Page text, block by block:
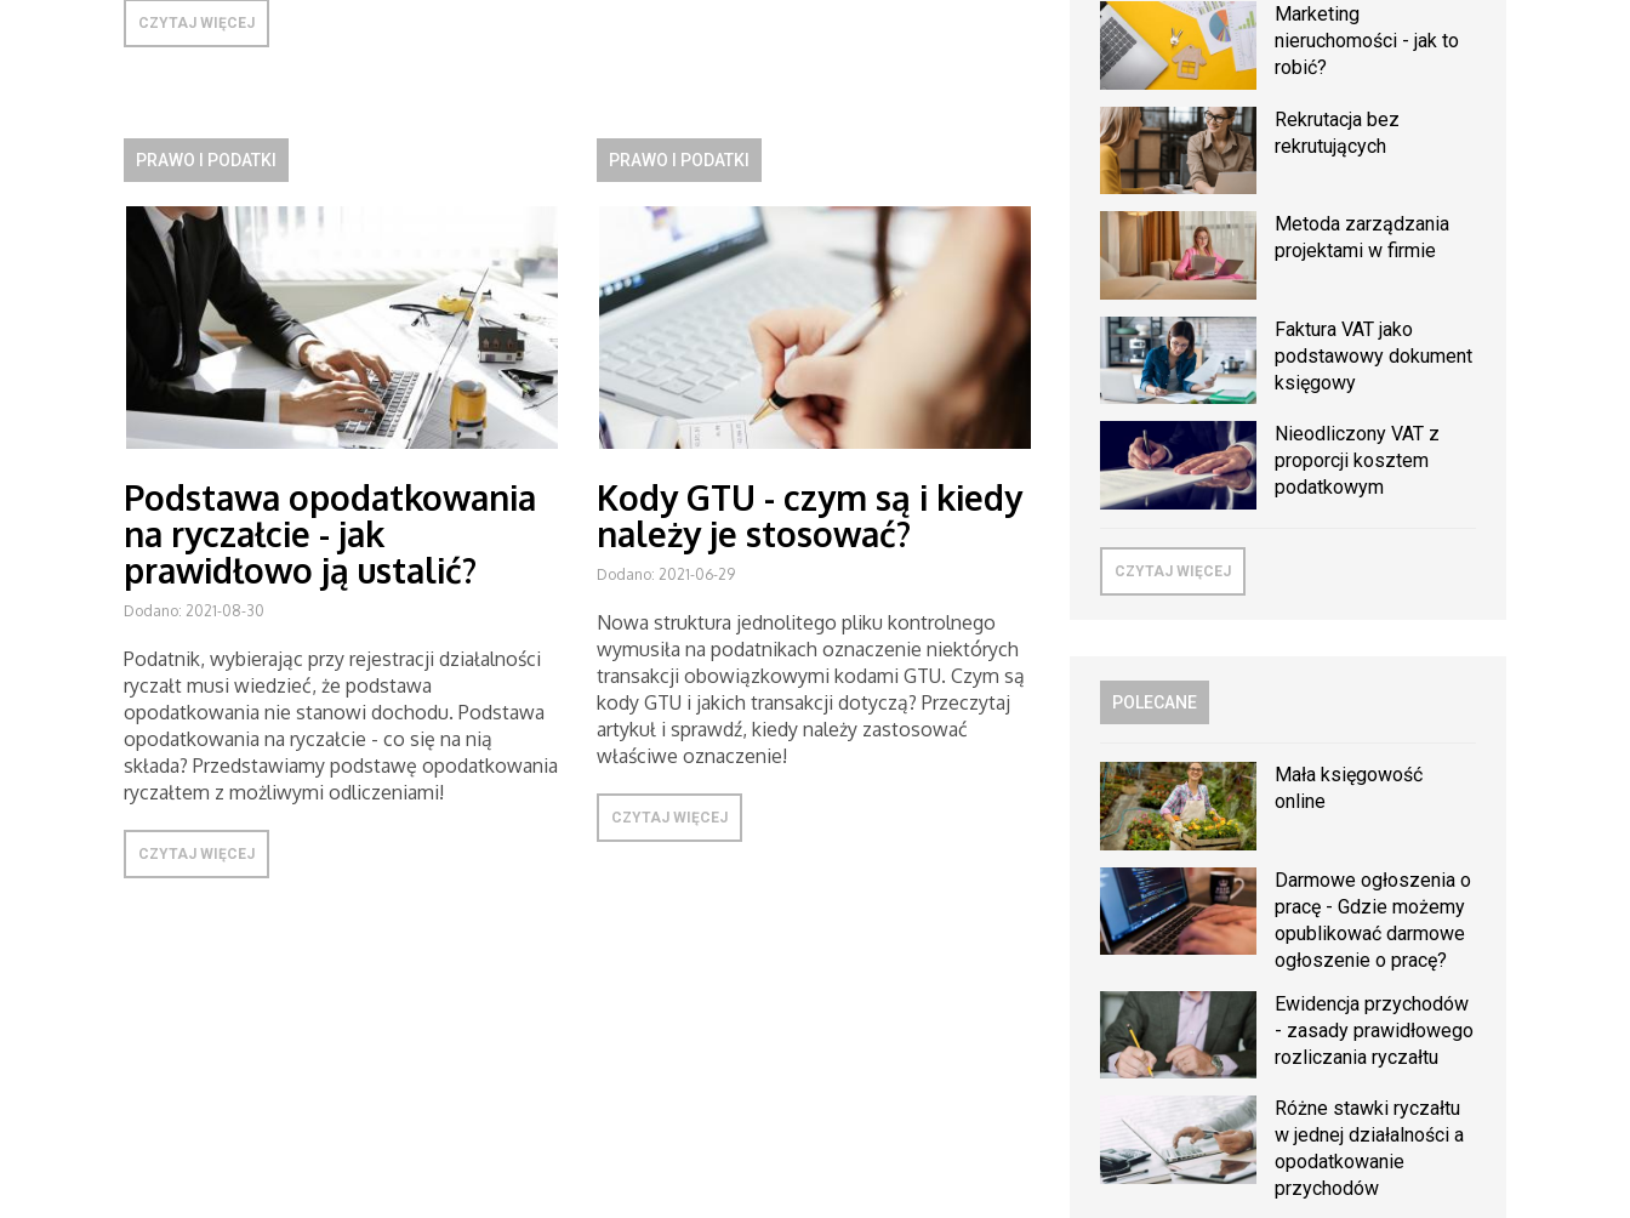
CZYTAJ WIĘCEJ
PRAWO I PODATKI
Podstawa opodatkowania
na ryczałcie - jak
prawidłowo ją ustalić?
Dodano: 2021-08-30
Podatnik, wybierając przy rejestracji działalności
ryczałt musi wiedzieć, że podstawa
opodatkowania nie stanowi dochodu. Podstawa
opodatkowania na ryczałcie - co się na nią
składa? Przedstawiamy podstawę opodatkowania
ryczałtem z możliwymi odliczeniami!
CZYTAJ WIĘCEJ
PRAWO I PODATKI
Kody GTU - czym są i kiedy
należy je stosować?
Dodano: 2021-06-29
Nowa struktura jednolitego pliku kontrolnego
wymusiła na podatnikach oznaczenie niektórych
transakcji obowiązkowymi kodami GTU. Czym są
kody GTU i jakich transakcji dotyczą? Przeczytaj
artykuł i sprawdź, kiedy należy zastosować
właściwe oznaczenie!
CZYTAJ WIĘCEJ
Marketing
nieruchomości - jak to
robić?
Rekrutacja bez
rekrutujących
Metoda zarządzania
projektami w firmie
Faktura VAT jako
podstawowy dokument
księgowy
Nieodliczony VAT z
proporcji kosztem
podatkowym
CZYTAJ WIĘCEJ
POLECANE
Mała księgowość
online
Darmowe ogłoszenia o
pracę - Gdzie możemy
opublikować darmowe
ogłoszenie o pracę?
Ewidencja przychodów
- zasady prawidłowego
rozliczania ryczałtu
Różne stawki ryczałtu
w jednej działalności a
opodatkowanie
przychodów